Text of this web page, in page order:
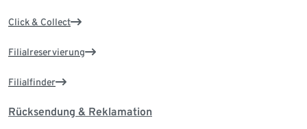
Click & Collect
Filialreservierung
Filialfinder
Rücksendung & Reklamation